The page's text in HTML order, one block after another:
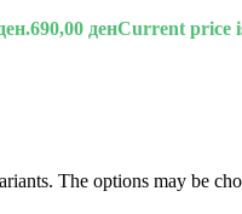
690,00 денCurrent price
The options may be